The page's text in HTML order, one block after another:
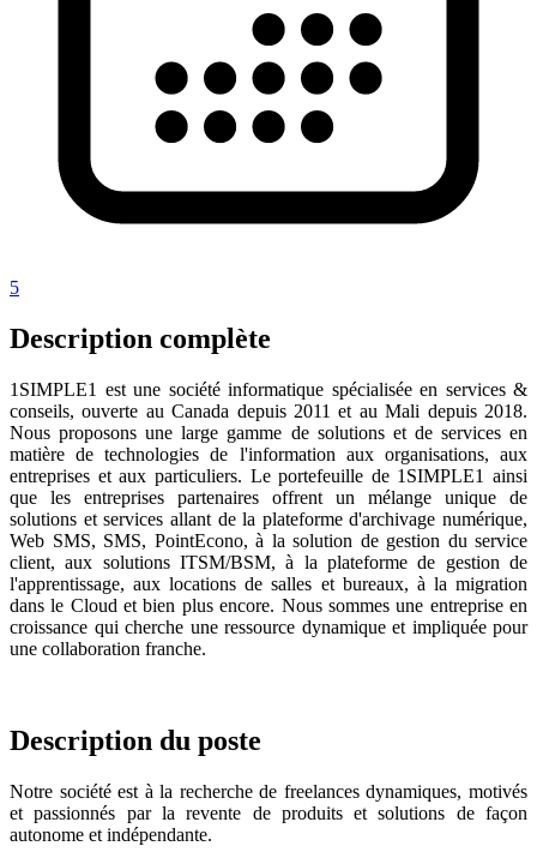
5
Description complète
1SIMPLE1 est une société informatique spécialisée en services &
conseils, ouverte au Canada depuis 2011 et au Mali depuis 2018.
Nous proposons une large gamme de solutions et de services en
matière de technologies de l'information aux organisations, aux
entreprises et aux particuliers. Le portefeuille de 1SIMPLE1 ainsi
que les entreprises partenaires offrent un mélange unique de
solutions et services allant de la plateforme d'archivage numérique,
Web SMS, SMS, PointEcono, à la solution de gestion du service
client, aux solutions ITSM/BSM, à la plateforme de gestion de
l'apprentissage, aux locations de salles et bureaux, à la migration
dans le Cloud et bien plus encore. Nous sommes une entreprise en
croissance qui cherche une ressource dynamique et impliquée pour
une collaboration franche.
Description du poste
Notre société est à la recherche de freelances dynamiques, motivés
et passionnés par la revente de produits et solutions de façon
autonome et indépendante.